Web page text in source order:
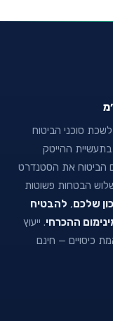
סוכני הביטוח
זאב יופה לאחר 40+ שנה בתעשיית ההייטק
הביטוח את הסטנדרט
הבטחות פשוטות
שלכם, להבטיח
ההכרחי. ייעוץ
כיסויים — חינם